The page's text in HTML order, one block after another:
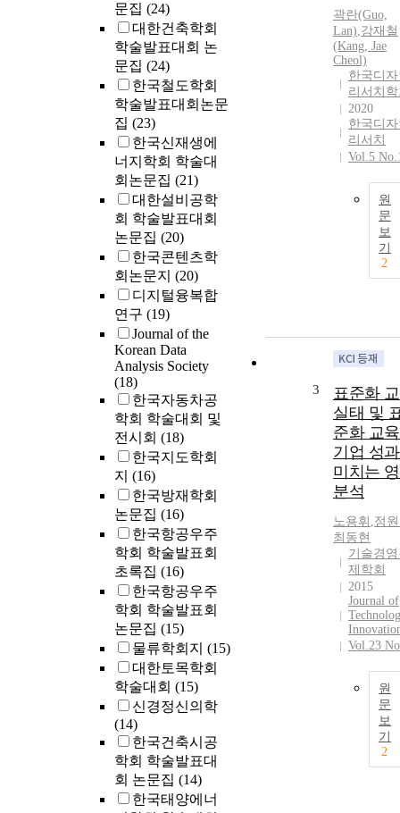
문집 (24)
대한건축학회
학술발표대회 논
문집 (24)
한국철도학회
학술발표대회논문
집 (23)
한국신재생에
너지학회 학술대
회논문집 (21)
대한설비공학
회 학술발표대회
논문집 (20)
한국콘텐츠학
회논문지 (20)
디지털융복합
연구 (19)
Journal of the
Korean Data
Analysis Society
(18)
한국자동차공
학회 학술대회 및
전시회 (18)
한국지도학회
지 (16)
한국방재학회
논문집 (16)
한국항공우주
학회 학술발표회
초록집 (16)
한국항공우주
학회 학술발표회
논문집 (15)
물류학회지 (15)
대한토목학회
학술대회 (15)
신경정신의학
(14)
한국건축시공
학회 학술발표대
회 논문집 (14)
한국태양에너
곽란(Guo,
Lan),강재철
(Kang, Jae
Cheol)
한국디
리서치
2020
한국디
리서치
Vol.5
원
문
보
기
2
3
표준화
실태 및
준화 교
기업 성
미치는
분석
노용휘 ,정
최동현
기술경
제학회
2015
Journal of
Vol.23
원
문
보
기
2